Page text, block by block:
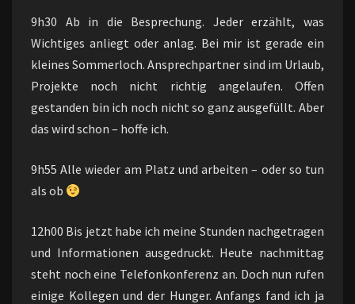
9h30 Ab in die Besprechung. Jeder erzählt, was
Wichtiges anliegt oder anlag. Bei mir ist gerade ein
kleines Sommerloch. Ansprechpartner sind im Urlaub,
Projekte noch nicht richtig angelaufen. Offen
gestanden bin ich noch nicht so ganz ausgefüllt. Aber
das wird schon – hoffe ich.
9h55 Alle wieder am Platz und arbeiten – oder so tun
als ob
12h00 Bis jetzt habe ich meine Stunden nachgetragen
und Informationen ausgedruckt. Heute nachmittag
steht noch eine Telefonkonferenz an. Doch nun rufen
einige Kollegen und der Hunger. Anfangs fand ich ja